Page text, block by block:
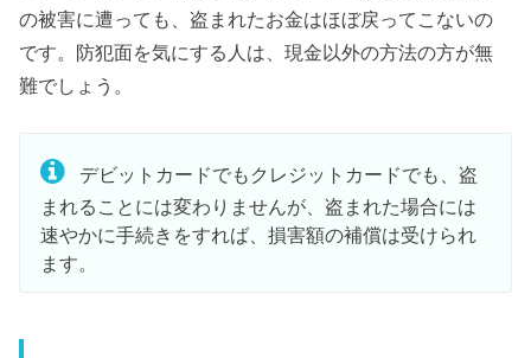
の被害に遭っても、盗まれたお金はほぼ戻ってこないの
です。防犯面を気にする人は、現金以外の方法の方が無
難でしょう。
デビットカードでもクレジットカードでも、盗
まれることには変わりませんが、盗まれた場合には
速やかに手続きをすれば、損害額の補償は受けられ
ます。